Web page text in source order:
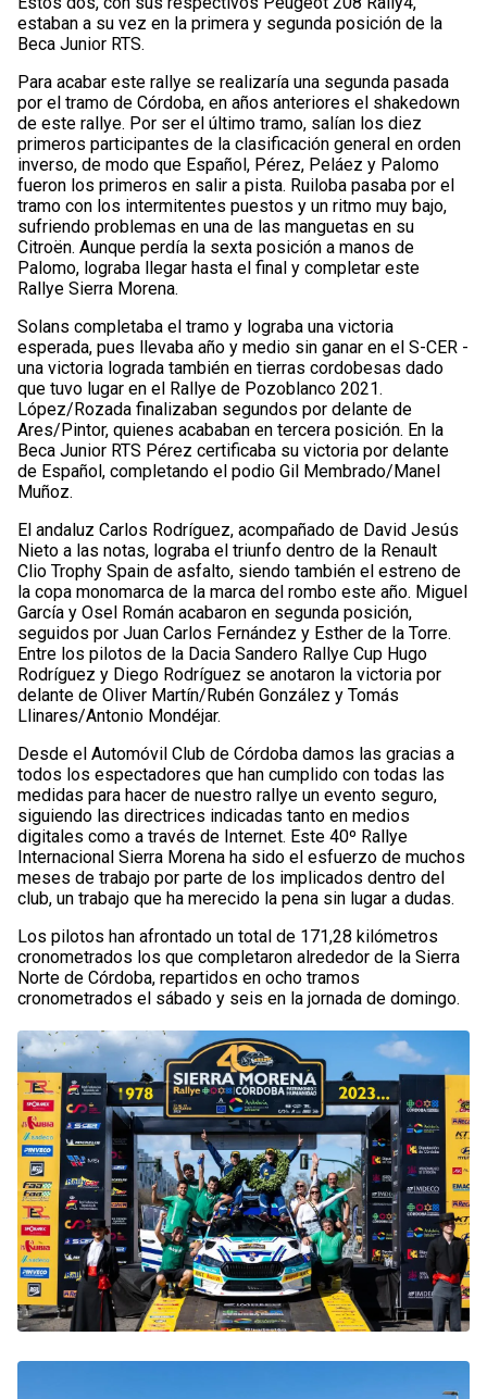
estaban a su vez en la primera y segunda posición de la
Beca Junior RTS.
Para acabar este rallye se realizaría una segunda pasada
por el tramo de Córdoba, en años anteriores el shakedown
de este rallye. Por ser el último tramo, salían los diez
primeros participantes de la clasificación general en orden
inverso, de modo que Español, Pérez, Peláez y Palomo
fueron los primeros en salir a pista. Ruiloba pasaba por el
tramo con los intermitentes puestos y un ritmo muy bajo,
sufriendo problemas en una de las manguetas en su
Citroën. Aunque perdía la sexta posición a manos de
Palomo, lograba llegar hasta el final y completar este
Rallye Sierra Morena.
Solans completaba el tramo y lograba una victoria
esperada, pues llevaba año y medio sin ganar en el S-CER -
una victoria lograda también en tierras cordobesas dado
que tuvo lugar en el Rallye de Pozoblanco 2021.
López/Rozada finalizaban segundos por delante de
Ares/Pintor, quienes acababan en tercera posición. En la
Beca Junior RTS Pérez certificaba su victoria por delante
de Español, completando el podio Gil Membrado/Manel
Muñoz.
El andaluz Carlos Rodríguez, acompañado de David Jesús
Nieto a las notas, lograba el triunfo dentro de la Renault
Clio Trophy Spain de asfalto, siendo también el estreno de
la copa monomarca de la marca del rombo este año. Miguel
García y Osel Román acabaron en segunda posición,
seguidos por Juan Carlos Fernández y Esther de la Torre.
Entre los pilotos de la Dacia Sandero Rallye Cup Hugo
Rodríguez y Diego Rodríguez se anotaron la victoria por
delante de Oliver Martín/Rubén González y Tomás
Llinares/Antonio Mondéjar.
Desde el Automóvil Club de Córdoba damos las gracias a
todos los espectadores que han cumplido con todas las
medidas para hacer de nuestro rallye un evento seguro,
siguiendo las directrices indicadas tanto en medios
digitales como a través de Internet. Este 40º Rallye
Internacional Sierra Morena ha sido el esfuerzo de muchos
meses de trabajo por parte de los implicados dentro del
club, un trabajo que ha merecido la pena sin lugar a dudas.
Los pilotos han afrontado un total de 171,28 kilómetros
cronometrados los que completaron alrededor de la Sierra
Norte de Córdoba, repartidos en ocho tramos
cronometrados el sábado y seis en la jornada de domingo.